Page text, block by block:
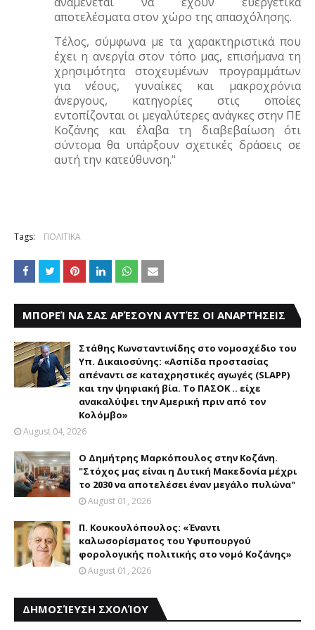
αποτελέσματα στον χώρο της απασχόλησης.
Τέλος, σύμφωνα με τα χαρακτηριστικά που
έχει η ανεργία στον τόπο μας, επισήμανα τη
χρησιμότητα στοχευμένων προγραμμάτων
για νέους, γυναίκες και μακροχρόνια
άνεργους, κατηγορίες στις οποίες
εντοπίζονται οι μεγαλύτερες ανάγκες στην ΠΕ
Κοζάνης και έλαβα τη διαβεβαίωση ότι
σύντομα θα υπάρξουν σχετικές δράσεις σε
αυτή την κατεύθυνση."
Tags: ΠΟΛΙΤΙΚΑ
ΜΠΟΡΕΊ ΝΑ ΣΑΣ ΑΡΈΣΟΥΝ ΑΥΤΈΣ ΟΙ ΑΝΑΡΤΉΣΕΙΣ
Στάθης Κωνσταντινίδης στο νομοσχέδιο του
Υπ. Δικαιοσύνης: «Ασπίδα προστασίας
απέναντι σε καταχρηστικές αγωγές (SLAPP)
και την ψηφιακή βία. Το ΠΑΣΟΚ .. είχε
ανακαλύψει την Αμερική πριν από τον
Κολόμβο»
August 04, 2026
Ο Δημήτρης Μαρκόπουλος στην Κοζάνη.
"Στόχος μας είναι η Δυτική Μακεδονία μέχρι
το 2030 να αποτελέσει έναν μεγάλο πυλώνα"
August 01, 2026
Π. Κουκουλόπουλος: «Έναντι
καλωσορίσματος του Υφυπουργού
φορολογικής πολιτικής στο νομό Κοζάνης»
August 01, 2026
ΔΗΜΟΣΊΕΥΣΗ ΣΧΟΛΊΟΥ